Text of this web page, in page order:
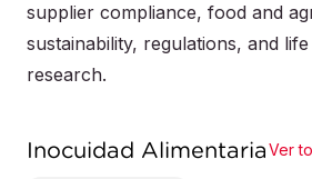
supplier compliance, food and
sustainability, regulations, and
research.
Inocuidad AlimentariaVer